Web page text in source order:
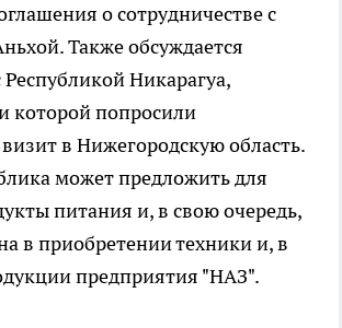
о сотрудничестве с
Также обсуждается
Республикой Никарагуа,
которой попросили
в Нижегородскую область.
может предложить для
питания и, в свою очередь,
в приобретении техники и, в
предприятия "НАЗ".